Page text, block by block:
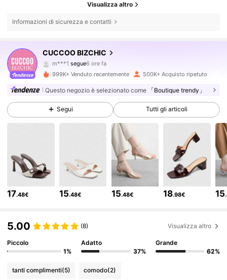
Visualizza altro
Informazioni di sicurezza e contatti
CUCCOO BIZCHIC
m***1segue6 ore fa
b***2sta navigando
4.85
809K Follower
4.85 809K Follower
4.85 809K Follower
809K Follower
999K+ Venduto recentemente 500K+ Acquisto ripetuto
Questo negozio è selezionato come 「Boutique trendy」
Segui Tutti gli articoli
17.48€ 15.48€ 15.48€ 18.98€ 15
5.00 (8) Visualizza altro
Piccolo
1%
Adatto
37%
Grande
62%
tanti complimenti(5) comodo(2)